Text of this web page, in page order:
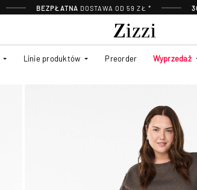
BEZPŁATNA DOSTAWA OD 59 ZŁ *
Linie produktów Preorder Wyprzedaż